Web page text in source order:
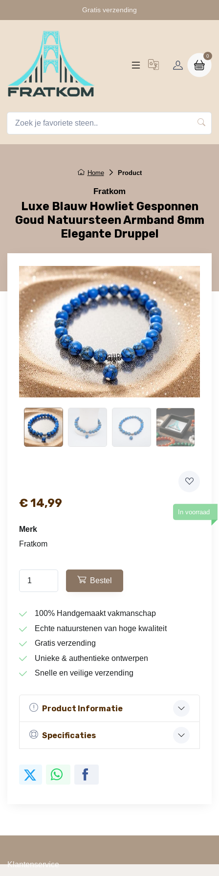
Gratis verzending
0
Home Product
Fratkom
Luxe Blauw Howliet Gesponnen
Goud Natuursteen Armband 8mm
Elegante Druppel
€14,99
In voorraad
Merk
Fratkom
Bestel
100% Handgemaakt vakmanschap
Echte natuurstenen van hoge kwaliteit
Gratis verzending
Unieke & authentieke ontwerpen
Snelle en veilige verzending
Product Informatie
Specificaties
Klantenservice